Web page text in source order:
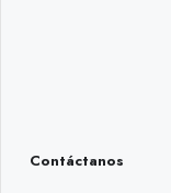
Contáctanos